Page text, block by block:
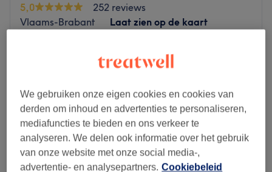
5,0
252 reviews
Vlaams-Brabant
Laat zien op de kaart
Kort overzicht salongegevens
Maandag
Gesloten
Dinsdag
Gesloten
Woensdag
Gesloten
Donderdag
Gesloten
Vrijdag
Gesloten
We gebruiken onze eigen cookies en cookies van
derden om inhoud en advertenties te personaliseren,
mediafuncties te bieden en ons verkeer te
analyseren. We delen ook informatie over het gebruik
van onze website met onze social media-,
advertentie- en analysepartners. Cookiebeleid